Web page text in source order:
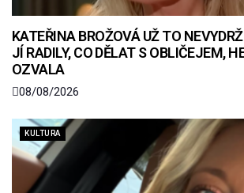
KATEŘINA BROŽOVÁ UŽ TO
JÍ RADILY, CO DĚLAT S OBLIČEJEM,
OZVALA
08/08/2026
KULTURA